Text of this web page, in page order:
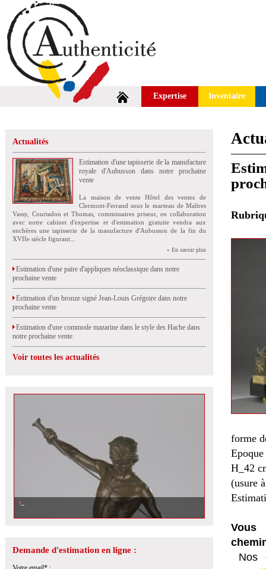
Expertise Inventaire
Actualités
Estimation d'une tapisserie de la manufacture
royale d'Aubusson dans notre prochaine
vente
La maison de vente Hôtel des ventes de
Clermont-Ferrand sous le marteau de Maîtres
Vassy, Courtadon et Thomas, commissaires priseur, en collaboration
avec notre cabinet d'expertise et d'estimation gratuite vendra aux
enchères une tapisserie de la manufacture d'Aubusson de la fin du
XVIIe siècle figurant...
» En savoir plus
Estimation d'une paire d'appliques néoclassique dans notre
prochaine vente
Estimation d'un bronze signé Jean-Louis Grégoire dans notre
prochaine vente
Estimation d'une commode mazarine dans le style des Hache dans
notre prochaine vente
Voir toutes les actualités
Demande d'estimation en ligne :
forme
H_42
(usure
Vous
Nos